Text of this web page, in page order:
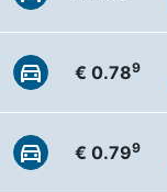
€ 0.789
€ 0.799